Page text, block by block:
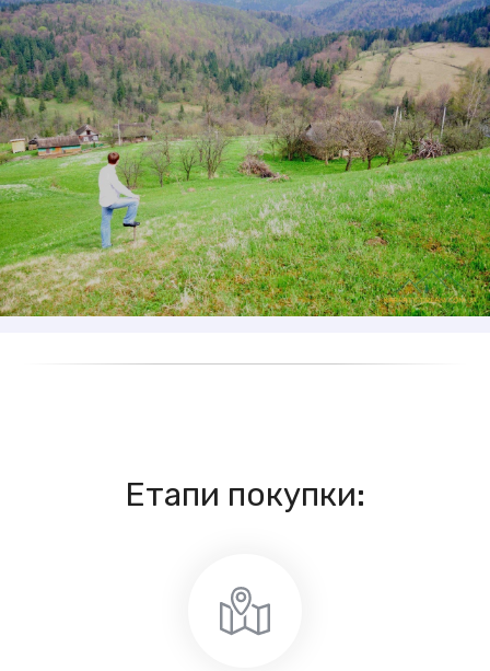
Етапи покупки: